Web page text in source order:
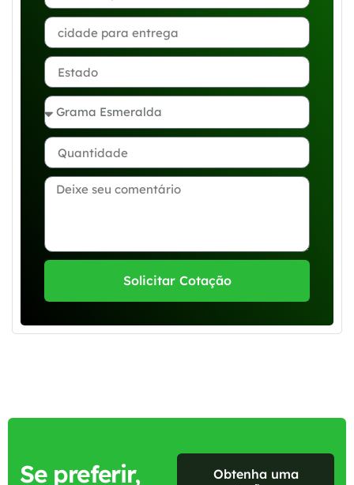
Solicitar Cotação
Se preferir,
Obtenha uma